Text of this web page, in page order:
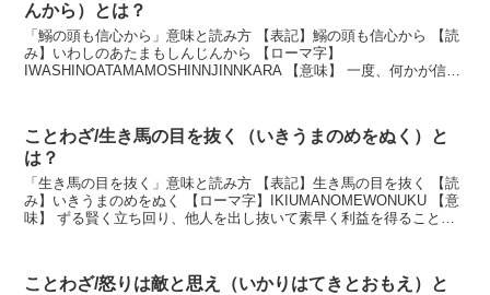
んから）とは？
「鰯の頭も信心から」意味と読み方 【表記】鰯の頭も信心から 【読
み】いわしのあたまもしんじんから 【ローマ字】
IWASHINOATAMAMOSHINNJINNKARA 【意味】 一度、何かが信仰
ことわざ/生き馬の目を抜く（いきうまのめをぬく）と
は？
「生き馬の目を抜く」意味と読み方 【表記】生き馬の目を抜く 【読
み】いきうまのめをぬく 【ローマ字】IKIUMANOMEWONUKU 【意
味】 ずる賢く立ち回り、他人を出し抜いて素早く利益を得ること。
ことわざ/怒りは敵と思え（いかりはてきとおもえ）と